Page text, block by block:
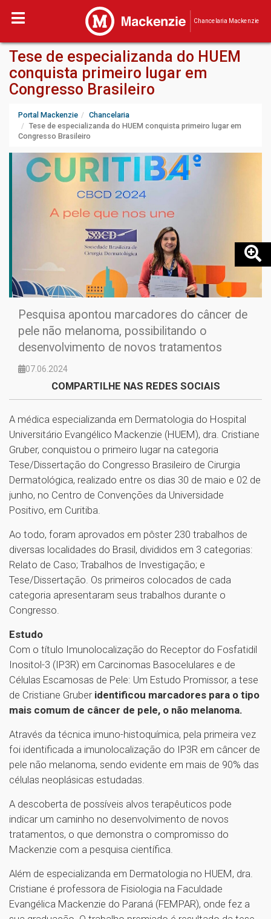
Chancelaria Mackenzie
Tese de especializanda do HUEM
conquista primeiro lugar em
Congresso Brasileiro
Portal Mackenzie
Chancelaria
Tese de especializanda do HUEM conquista primeiro lugar em
Congresso Brasileiro
Pesquisa apontou marcadores do câncer de
pele não melanoma, possibilitando o
desenvolvimento de novos tratamentos
07.06.2024
COMPARTILHE NAS REDES SOCIAIS
A médica especializanda em Dermatologia do Hospital
Universitário Evangélico Mackenzie (HUEM), dra. Cristiane
Gruber, conquistou o primeiro lugar na categoria
Tese/Dissertação do Congresso Brasileiro de Cirurgia
Dermatológica, realizado entre os dias 30 de maio e 02 de
junho, no Centro de Convenções da Universidade
Positivo, em Curitiba.
Ao todo, foram aprovados em pôster 230 trabalhos de
diversas localidades do Brasil, divididos em 3 categorias:
Relato de Caso; Trabalhos de Investigação; e
Tese/Dissertação. Os primeiros colocados de cada
categoria apresentaram seus trabalhos durante o
Congresso.
Estudo
Com o título Imunolocalização do Receptor do Fosfatidil
Inositol-3 (IP3R) em Carcinomas Basocelulares e de
Células Escamosas de Pele: Um Estudo Promissor, a tese
de Cristiane Gruber identificou marcadores para o tipo
mais comum de câncer de pele, o não melanoma.
Através da técnica imuno-histoquímica, pela primeira vez
foi identificada a imunolocalização do IP3R em câncer de
pele não melanoma, sendo evidente em mais de 90% das
células neoplásicas estudadas.
A descoberta de possíveis alvos terapêuticos pode
indicar um caminho no desenvolvimento de novos
tratamentos, o que demonstra o compromisso do
Mackenzie com a pesquisa científica.
Além de especializanda em Dermatologia no HUEM, dra.
Cristiane é professora de Fisiologia na Faculdade
Evangélica Mackenzie do Paraná (FEMPAR), onde fez a